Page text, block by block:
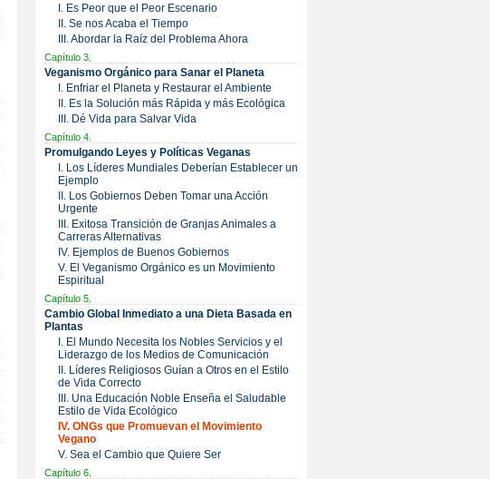
I. Es Peor que el Peor Escenario
II. Se nos Acaba el Tiempo
III. Abordar la Raíz del Problema Ahora
Capítulo 3.
Veganismo Orgánico para Sanar el Planeta
I. Enfriar el Planeta y Restaurar el Ambiente
II. Es la Solución más Rápida y más Ecológica
III. Dé Vida para Salvar Vida
Capítulo 4.
Promulgando Leyes y Políticas Veganas
I. Los Líderes Mundiales Deberían Establecer un
Ejemplo
II. Los Gobiernos Deben Tomar una Acción
Urgente
III. Exitosa Transición de Granjas Animales a
Carreras Alternativas
IV. Ejemplos de Buenos Gobiernos
V. El Veganismo Orgánico es un Movimiento
Espiritual
Capítulo 5.
Cambio Global Inmediato a una Dieta Basada en
Plantas
I. El Mundo Necesita los Nobles Servicios y el
Liderazgo de los Medios de Comunicación
II. Líderes Religiosos Guían a Otros en el Estilo
de Vida Correcto
III. Una Educación Noble Enseña el Saludable
Estilo de Vida Ecológico
IV. ONGs que Promuevan el Movimiento
Vegano
V. Sea el Cambio que Quiere Ser
Capítulo 6.